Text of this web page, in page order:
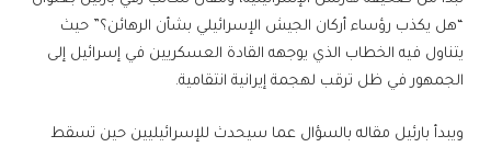
“هل يكذب رؤساء أركان الجيش الإسرائيلي بشأن الرهائن؟” حيث
يتناول فيه الخطاب الذي يوجهه القادة العسكريين في إسرائيل إلى
الجمهور في ظل ترقب لهجمة إيرانية انتقامية.
ويبدأ بارئيل مقاله بالسؤال عما سيحدث للإسرائيليين حين تسقط